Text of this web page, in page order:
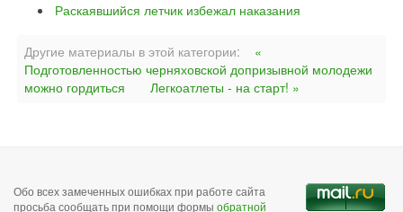
Раскаявшийся летчик избежал наказания
Другие материалы в этой категории:
«
Подготовленностью черняховской допризывной молодежи
можно гордиться
Легкоатлеты - на старт! »
Обо всех замеченных ошибках при работе сайта
просьба сообщать при помощи формы обратной